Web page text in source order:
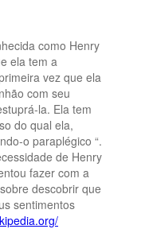
como Henry
ela tem a
vez que ela
com seu
la. Ela tem
do qual ela,
o paraplégico “.
de Henry
fazer com a
descobrir que
sentimentos